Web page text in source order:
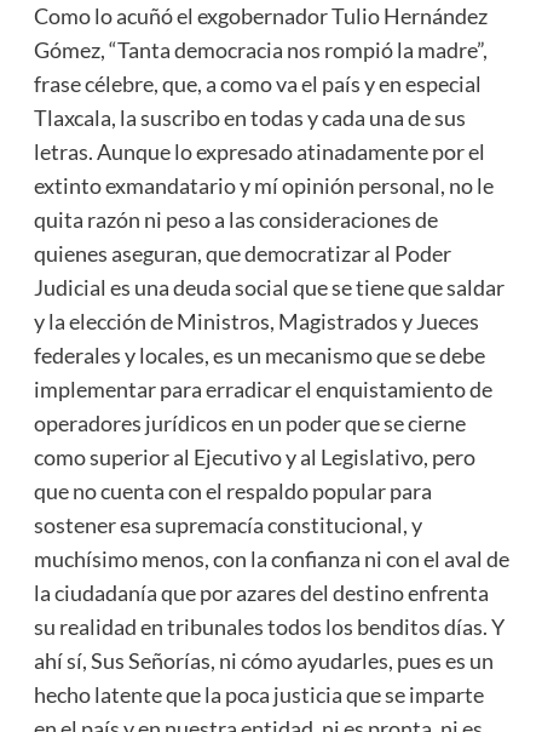
Como lo acuñó el exgobernador Tulio Hernández
Gómez, “Tanta democracia nos rompió la madre”,
frase célebre, que, a como va el país y en especial
Tlaxcala, la suscribo en todas y cada una de sus
letras. Aunque lo expresado atinadamente por el
extinto exmandatario y mí opinión personal, no le
quita razón ni peso a las consideraciones de
quienes aseguran, que democratizar al Poder
Judicial es una deuda social que se tiene que saldar
y la elección de Ministros, Magistrados y Jueces
federales y locales, es un mecanismo que se debe
implementar para erradicar el enquistamiento de
operadores jurídicos en un poder que se cierne
como superior al Ejecutivo y al Legislativo, pero
que no cuenta con el respaldo popular para
sostener esa supremacía constitucional, y
muchísimo menos, con la confianza ni con el aval de
la ciudadanía que por azares del destino enfrenta
su realidad en tribunales todos los benditos días. Y
ahí sí, Sus Señorías, ni cómo ayudarles, pues es un
hecho latente que la poca justicia que se imparte